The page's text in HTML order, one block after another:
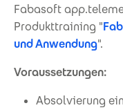
Fabasoft
Produkttraining "
und Anwendung".
Voraussetzungen:
Absolvierung